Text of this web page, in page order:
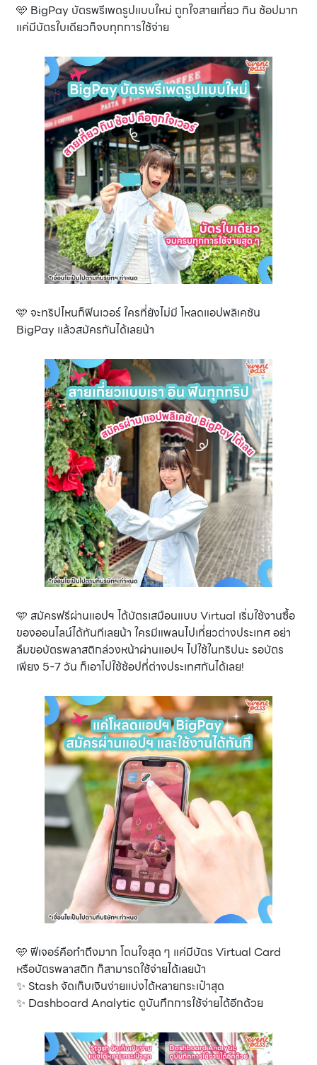
🩵 BigPay บัตรพรีเพดรูปแบบใหม่ ถูกใจสายเที่ยว กิน ช้อปมาก
แค่มีบัตรใบเดียวก็จบทุกการใช้จ่าย
🩵 จะทริปไหนก็ฟินเวอร์ ใครที่ยังไม่มี โหลดแอปพลิเคชัน
BigPay แล้วสมัครกันได้เลยน้า
🩵 สมัครฟรีผ่านแอปฯ ได้บัตรเสมือนแบบ Virtual เริ่มใช้งานซื้อ
ของออนไลน์ได้ทันทีเลยน้า ใครมีแพลนไปเที่ยวต่างประเทศ อย่า
ลืมขอบัตรพลาสติกล่วงหน้าผ่านแอปฯ ไปใช้ในทริปนะ รอบัตร
เพียง 5-7 วัน ก็เอาไปใช้ช้อปที่ต่างประเทศกันได้เลย!
🩵 ฟีเจอร์คือทำถึงมาก โดนใจสุด ๆ แค่มีบัตร Virtual Card
หรือบัตรพลาสติก ก็สามารถใช้จ่ายได้เลยน้า
✨ Stash จัดเก็บเงินง่ายแบ่งได้หลายกระเป๋าสุด
✨ Dashboard Analytic ดูบันทึกการใช้จ่ายได้อีกด้วย